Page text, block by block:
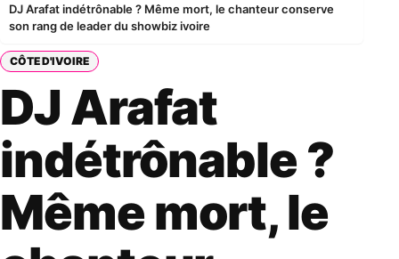
DJ Arafat indétrônable ? Même mort, le chanteur conserve
son rang de leader du showbiz ivoire
CÔTE D'IVOIRE
DJ Arafat
indétrônable ?
Même mort, le